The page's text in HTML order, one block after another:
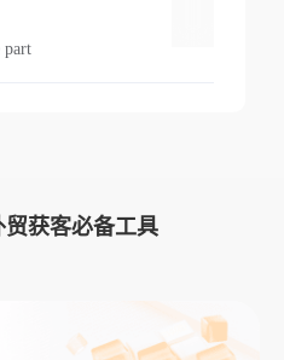
part
贸获客必备工具